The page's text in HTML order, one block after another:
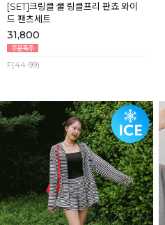
[SET]크링클 쿨 링클프리 판쵸 와이
드 팬츠세트
31,800
F(44-99)